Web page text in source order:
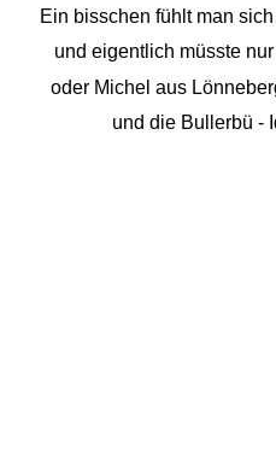
Ein bisschen fühlt man
und eigentlich müsste
oder Michel aus
und die Bullerbü -